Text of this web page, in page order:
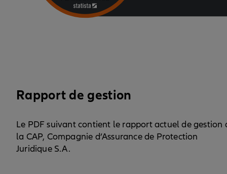
Rapport de gestion
Le PDF suivant contient le rapport actuel de gestion
la CAP, Compagnie d’Assurance de Protection
Juridique S.A.